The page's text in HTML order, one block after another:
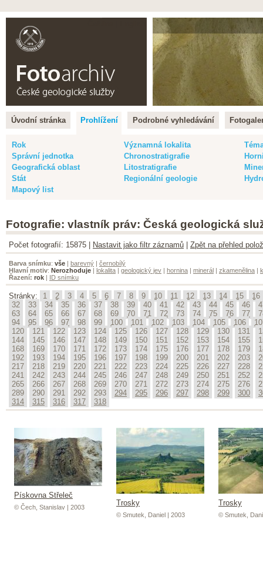
Úvodní stránka Prohlížení Podrobné vyhledávání
Rok Významná lokalita
Správní jednotka
Chronostratigrafie
Geografická oblast
Litostratigrafie
Stát
Regionální geologie
Mapový list
Fotografie: vlastník práv: Česká geologická
Počet fotografií: 15875 | Nastavit jako filtr záznamů Zpět na přehled
Barva snímku: vše | barevný | černobílý
Hlavní motiv: Nerozhoduje | lokalita | geologický jev | hornina | minerál | zkamenělina |
Řazení: rok | ID snímku
Stránky: 1 2 3 4 5 6 7 8 9 10 11 12 13 14 15
16
32
33 34 35 36 37 38 39 40 41 42 43 44 45 46
63
64 65 66 67 68 69 70 71 72 73 74 75 76 77
94
95 96 97 98 99 100 101 102 103 104 105 106
120
121 122 123 124 125 126 127 128 129 130 131
144
145 146 147 148 149 150 151 152 153 154 155
168
169 170 171 172 173 174 175 176 177 178 179
192
193 194 195 196 197 198 199 200 201 202 203
217
218 219 220 221 222 223 224 225 226 227 228
241
242 243 244 245 246 247 248 249 250 251 252
265
266 267 268 269 270 271 272 273 274 275 276
289
290 291 292 293 294 295 296 297 298 299 300
314
315 316 317 318
Pískovna Střeleč
© Čech, Stanislav | 2003 Trosky
© Smutek, Daniel | 2003
Trosky
© Smutek,